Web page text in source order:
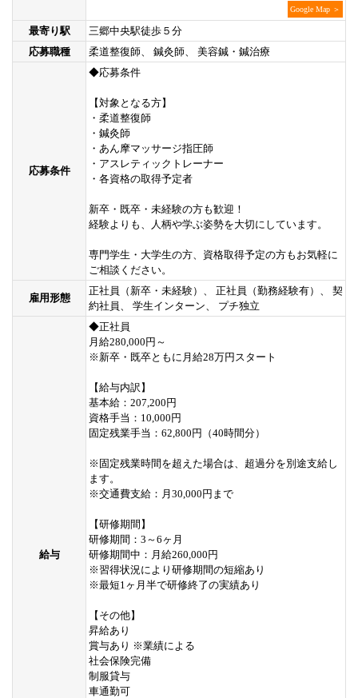
Google Map ＞
最寄り駅
三郷中央駅徒歩５分
応募職種
柔道整復師、 鍼灸師、 美容鍼・鍼治療
応募条件
◆応募条件
【対象となる方】
・柔道整復師
・鍼灸師
・あん摩マッサージ指圧師
・アスレティックトレーナー
・各資格の取得予定者
新卒・既卒・未経験の方も歓迎！
経験よりも、人柄や学ぶ姿勢を大切にしています。
専門学生・大学生の方、資格取得予定の方もお気軽に
ご相談ください。
雇用形態
正社員（新卒・未経験）、 正社員（勤務経験有）、 契
約社員、 学生インターン、 プチ独立
給与
◆正社員
月給280,000円～
※新卒・既卒ともに月給28万円スタート
【給与内訳】
基本給：207,200円
資格手当：10,000円
固定残業手当：62,800円（40時間分）
※固定残業時間を超えた場合は、超過分を別途支給し
ます。
※交通費支給：月30,000円まで
【研修期間】
研修期間：3～6ヶ月
研修期間中：月給260,000円
※習得状況により研修期間の短縮あり
※最短1ヶ月半で研修終了の実績あり
【その他】
昇給あり
賞与あり ※業績による
社会保険完備
制服貸与
車通勤可